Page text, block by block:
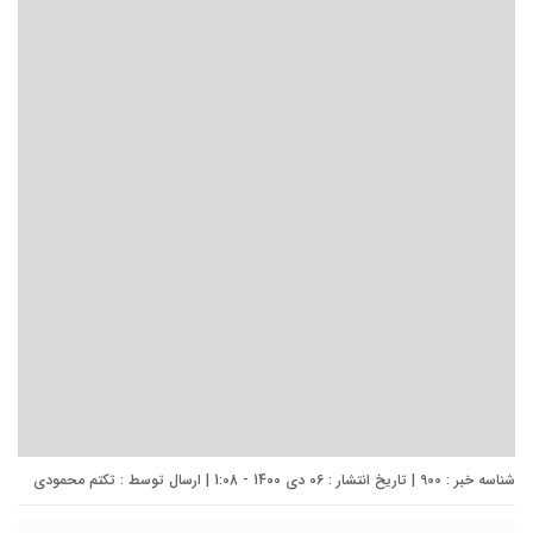
شناسه خبر : 900 | تاریخ انتشار : 06 دی 1400 - 1:08 | ارسال توسط : تکتم محمودی